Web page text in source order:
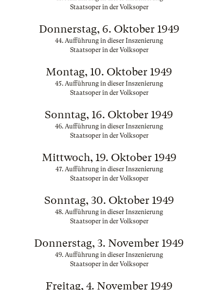
Staatsoper in der Volksoper
Donnerstag, 6. Oktober 1949
44. Aufführung in dieser Inszenierung
Staatsoper in der Volksoper
Montag, 10. Oktober 1949
45. Aufführung in dieser Inszenierung
Staatsoper in der Volksoper
Sonntag, 16. Oktober 1949
46. Aufführung in dieser Inszenierung
Staatsoper in der Volksoper
Mittwoch, 19. Oktober 1949
47. Aufführung in dieser Inszenierung
Staatsoper in der Volksoper
Sonntag, 30. Oktober 1949
48. Aufführung in dieser Inszenierung
Staatsoper in der Volksoper
Donnerstag, 3. November 1949
49. Aufführung in dieser Inszenierung
Staatsoper in der Volksoper
Freitag, 4. November 1949